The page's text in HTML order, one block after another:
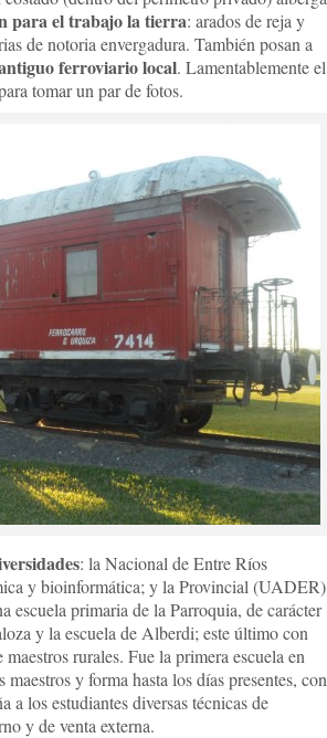
para el trabajo la tierra: arados de reja y
de notoria envergadura. También posan a
ferroviario local. Lamentablemente el
tomar un par de fotos.
: la Nacional de Entre Ríos
y bioinformática; y la Provincial (UADER)
escuela primaria de la Parroquia, de carácter
y la escuela de Alberdi; este último con
rurales. Fue la primera escuela en
y forma hasta los días presentes, con
a los estudiantes diversas técnicas de
y de venta externa.